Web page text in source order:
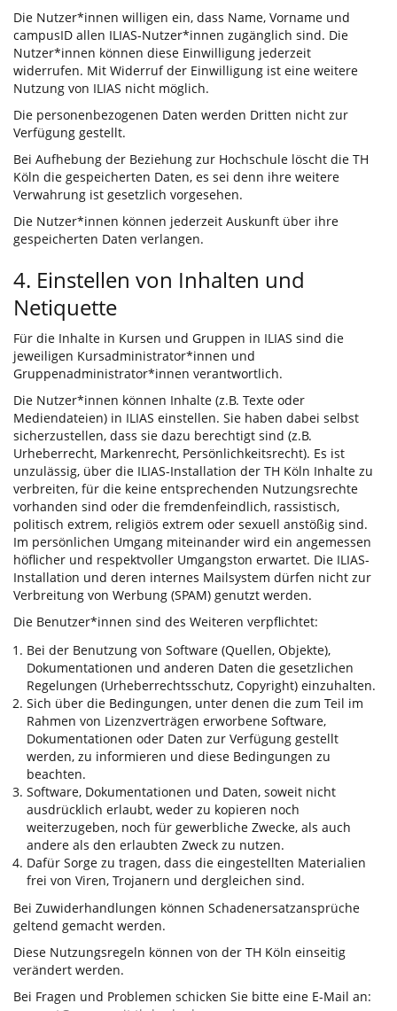
Die Nutzer*innen willigen ein, dass Name, Vorname und
campusID allen ILIAS-Nutzer*innen zugänglich sind. Die
Nutzer*innen können diese Einwilligung jederzeit
widerrufen. Mit Widerruf der Einwilligung ist eine weitere
Nutzung von ILIAS nicht möglich.
Die personenbezogenen Daten werden Dritten nicht zur
Verfügung gestellt.
Bei Aufhebung der Beziehung zur Hochschule löscht die TH
Köln die gespeicherten Daten, es sei denn ihre weitere
Verwahrung ist gesetzlich vorgesehen.
Die Nutzer*innen können jederzeit Auskunft über ihre
gespeicherten Daten verlangen.
4. Einstellen von Inhalten und
Netiquette
Für die Inhalte in Kursen und Gruppen in ILIAS sind die
jeweiligen Kursadministrator*innen und
Gruppenadministrator*innen verantwortlich.
Die Nutzer*innen können Inhalte (z.B. Texte oder
Mediendateien) in ILIAS einstellen. Sie haben dabei selbst
sicherzustellen, dass sie dazu berechtigt sind (z.B.
Urheberrecht, Markenrecht, Persönlichkeitsrecht). Es ist
unzulässig, über die ILIAS-Installation der TH Köln Inhalte zu
verbreiten, für die keine entsprechenden Nutzungsrechte
vorhanden sind oder die fremdenfeindlich, rassistisch,
politisch extrem, religiös extrem oder sexuell anstößig sind.
Im persönlichen Umgang miteinander wird ein angemessen
höflicher und respektvoller Umgangston erwartet. Die ILIAS-
Installation und deren internes Mailsystem dürfen nicht zur
Verbreitung von Werbung (SPAM) genutzt werden.
Die Benutzer*innen sind des Weiteren verpflichtet:
Bei der Benutzung von Software (Quellen, Objekte),
Dokumentationen und anderen Daten die gesetzlichen
Regelungen (Urheberrechtsschutz, Copyright) einzuhalten.
Sich über die Bedingungen, unter denen die zum Teil im
Rahmen von Lizenzverträgen erworbene Software,
Dokumentationen oder Daten zur Verfügung gestellt
werden, zu informieren und diese Bedingungen zu
beachten.
Software, Dokumentationen und Daten, soweit nicht
ausdrücklich erlaubt, weder zu kopieren noch
weiterzugeben, noch für gewerbliche Zwecke, als auch
andere als den erlaubten Zweck zu nutzen.
Dafür Sorge zu tragen, dass die eingestellten Materialien
frei von Viren, Trojanern und dergleichen sind.
Bei Zuwiderhandlungen können Schadenersatzansprüche
geltend gemacht werden.
Diese Nutzungsregeln können von der TH Köln einseitig
verändert werden.
Bei Fragen und Problemen schicken Sie bitte eine E-Mail an: